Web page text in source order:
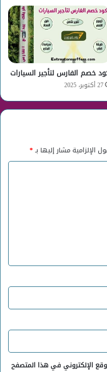
خصم الفارس لتأجير السيارات
27 أكتوبر، 2025
الإلزامية مشار إليها بـ*
الإلكتروني في هذا المتصفح